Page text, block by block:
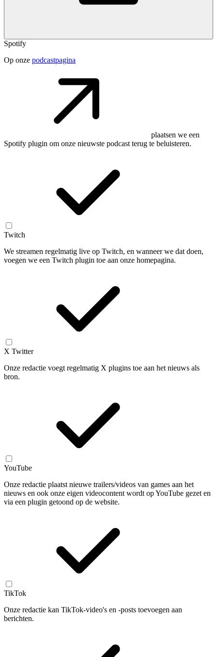
Spotify
Op onze podcastpagina
plaatsen we een
Spotify plugin om onze nieuwste podcast terug te beluisteren.
Twitch
We streamen regelmatig live op Twitch, en wanneer we dat doen,
voegen we een Twitch plugin toe aan onze homepagina.
X Twitter
Onze redactie voegt regelmatig X plugins toe aan het nieuws als
bron.
YouTube
Onze redactie plaatst nieuwe trailers/videos van games aan het
nieuws en ook onze eigen videocontent wordt op YouTube gezet en
via een plugin getoond op de website.
TikTok
Onze redactie kan TikTok-video's en -posts toevoegen aan
berichten.